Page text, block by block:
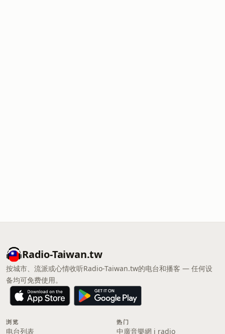
Radio-Taiwan.tw
按城市、流派或心情收听Radio-Taiwan.tw的电台和播客 — 任何设
备均可免费使用。
浏览
电台列表
热门
中廣音樂網 i radio